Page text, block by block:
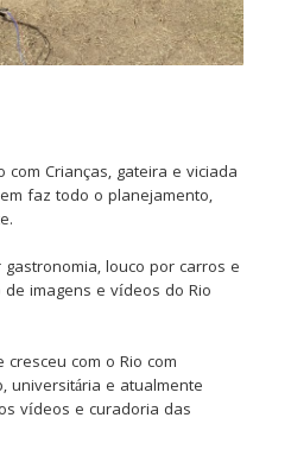
com Crianças, gateira e viciada
faz todo o planejamento,
louco por carros e
imagens e vídeos do Rio
com o Rio com
universitária e atualmente
vídeos e curadoria das